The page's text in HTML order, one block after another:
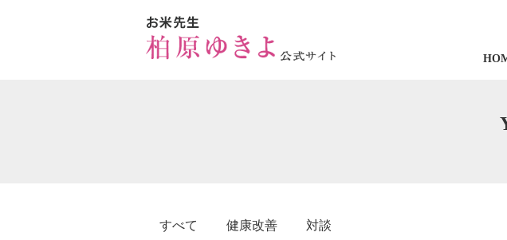
すべて 健康改善 対談